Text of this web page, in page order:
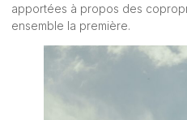
apportées à propos des
ensemble la première.